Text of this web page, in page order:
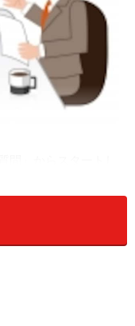
をするのでしょう